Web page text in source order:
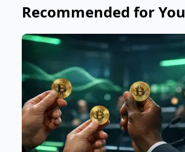
Recommended for You